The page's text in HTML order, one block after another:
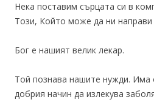
Нека поставим сърцата си в
Този, Който може да ни направи
Бог е нашият велик лекар.
Той познава нашите нужди. Има
добрия начин да излекува